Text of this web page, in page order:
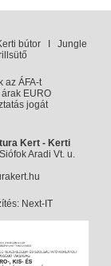
bútorI Jungle
az ÁFA-t
EURO
jogát
Kert - Kerti
Aradi Vt. u.
: Next-IT